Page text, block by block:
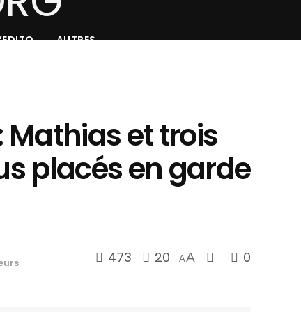
AUTRES
Mathias et trois
placés en garde
473 20 AA 0